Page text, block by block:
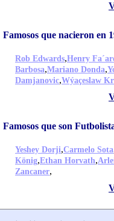
Famosos que nacieron en
Rob Edwards,Henry
Barbosa,Mariano Donda,
Damjanovic,Wýaçeslaw
Famosos que son
Yeshey Dorji,Carmelo Sota
König,Ethan Horvath,
Zancaner,